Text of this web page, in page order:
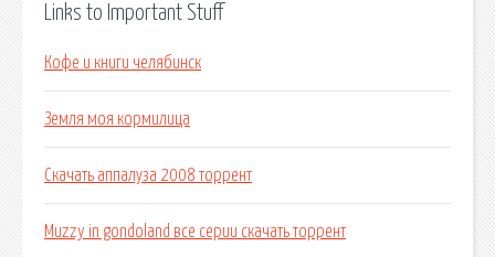
Links to Important Stuff
Кофе и книги челябинск
Земля моя кормилица
Скачать аппалуза 2008 торрент
Muzzy in gondoland все серии скачать торрент